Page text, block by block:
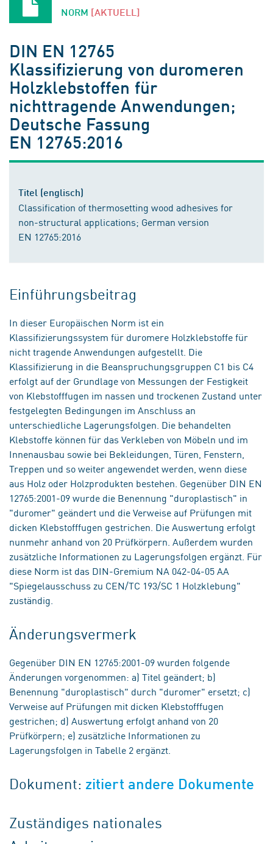
NORM [AKTUELL]
DIN EN 12765
Klassifizierung von duromeren
Holzklebstoffen für
nichttragende Anwendungen;
Deutsche Fassung
EN 12765:2016
Titel (englisch)
Classification of thermosetting wood adhesives for
non-structural applications; German version
EN 12765:2016
Einführungsbeitrag
In dieser Europäischen Norm ist ein
Klassifizierungssystem für duromere Holzklebstoffe für
nicht tragende Anwendungen aufgestellt. Die
Klassifizierung in die Beanspruchungsgruppen C1 bis C4
erfolgt auf der Grundlage von Messungen der Festigkeit
von Klebstofffugen im nassen und trockenen Zustand unter
festgelegten Bedingungen im Anschluss an
unterschiedliche Lagerungsfolgen. Die behandelten
Klebstoffe können für das Verkleben von Möbeln und im
Innenausbau sowie bei Bekleidungen, Türen, Fenstern,
Treppen und so weiter angewendet werden, wenn diese
aus Holz oder Holzprodukten bestehen. Gegenüber DIN EN
12765:2001-09 wurde die Benennung "duroplastisch" in
"duromer" geändert und die Verweise auf Prüfungen mit
dicken Klebstofffugen gestrichen. Die Auswertung erfolgt
nunmehr anhand von 20 Prüfkörpern. Außerdem wurden
zusätzliche Informationen zu Lagerungsfolgen ergänzt. Für
diese Norm ist das DIN-Gremium NA 042-04-05 AA
"Spiegelausschuss zu CEN/TC 193/SC 1 Holzklebung"
zuständig.
Änderungsvermerk
Gegenüber DIN EN 12765:2001-09 wurden folgende
Änderungen vorgenommen: a) Titel geändert; b)
Benennung "duroplastisch" durch "duromer" ersetzt; c)
Verweise auf Prüfungen mit dicken Klebstofffugen
gestrichen; d) Auswertung erfolgt anhand von 20
Prüfkörpern; e) zusätzliche Informationen zu
Lagerungsfolgen in Tabelle 2 ergänzt.
Dokument: zitiert andere Dokumente
Zuständiges nationales